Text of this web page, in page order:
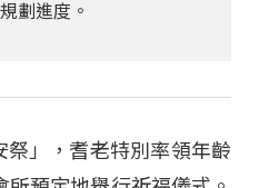
劃進度。
祭」，耆老特別率領年齡